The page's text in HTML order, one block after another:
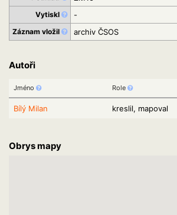
Vytiskl -
Záznam vložil archiv ČSOS
Autoři
Jméno Role
Bílý Milan kreslil, mapoval
Obrys mapy